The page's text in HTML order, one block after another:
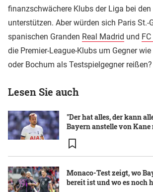
finanzschwächere Klubs der Liga bei den
unterstützen. Aber würden sich Paris St.-
spanischen Granden Real Madrid und
die Premier-League-Klubs um Gegner
oder Bochum als Testspielgegner reißen?
Lesen Sie auch
"Der hat alles, der kann
Bayern anstelle von Kane
Monaco-Test zeigt, wo
bereit ist und wo es noch